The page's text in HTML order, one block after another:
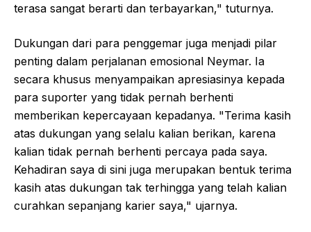
terasa sangat berarti dan terbayarkan," tuturnya.
Dukungan dari para penggemar juga menjadi pilar
penting dalam perjalanan emosional Neymar. Ia
secara khusus menyampaikan apresiasinya kepada
para suporter yang tidak pernah berhenti
memberikan kepercayaan kepadanya. "Terima kasih
atas dukungan yang selalu kalian berikan, karena
kalian tidak pernah berhenti percaya pada saya.
Kehadiran saya di sini juga merupakan bentuk terima
kasih atas dukungan tak terhingga yang telah kalian
curahkan sepanjang karier saya," ujarnya.